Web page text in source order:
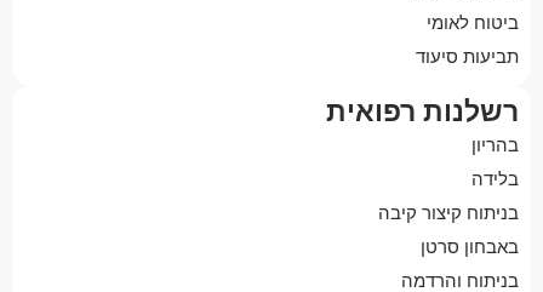
ביטוח לאומי
תביעות סיעוד
רשלנות רפואית
בהריון
בלידה
בניתוח קיצור קיבה
באבחון סרטן
בניתוח והרדמה